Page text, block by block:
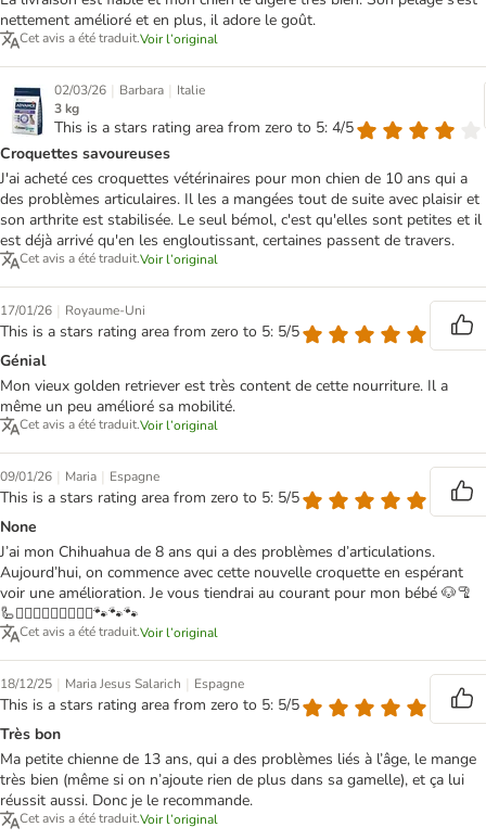
nettement amélioré et en plus, il adore le goût.
Cet avis a été traduit.Voir l’original
02/03/26 | Barbara | Italie
3 kg
This is a stars rating area from zero to 5: 4/5
Croquettes savoureuses
J'ai acheté ces croquettes vétérinaires pour mon chien de 10 ans qui a
des problèmes articulaires. Il les a mangées tout de suite avec plaisir et
son arthrite est stabilisée. Le seul bémol, c'est qu'elles sont petites et il
est déjà arrivé qu'en les engloutissant, certaines passent de travers.
Cet avis a été traduit.Voir l’original
17/01/26 | Royaume-Uni
This is a stars rating area from zero to 5: 5/5
Génial
Mon vieux golden retriever est très content de cette nourriture. Il a
même un peu amélioré sa mobilité.
Cet avis a été traduit.Voir l’original
09/01/26 | Maria | Espagne
This is a stars rating area from zero to 5: 5/5
None
J’ai mon Chihuahua de 8 ans qui a des problèmes d’articulations.
Aujourd’hui, on commence avec cette nouvelle croquette en espérant
voir une amélioration. Je vous tiendrai au courant pour mon bébé 🐶🦿
🦾🏋🏻‍♀️🏃🏻‍♀️🧘🏻‍♀️🐾🐾🐾
Cet avis a été traduit.Voir l’original
18/12/25 | Maria Jesus Salarich | Espagne
This is a stars rating area from zero to 5: 5/5
Très bon
Ma petite chienne de 13 ans, qui a des problèmes liés à l’âge, le mange
très bien (même si on n’ajoute rien de plus dans sa gamelle), et ça lui
réussit aussi. Donc je le recommande.
Cet avis a été traduit.Voir l’original